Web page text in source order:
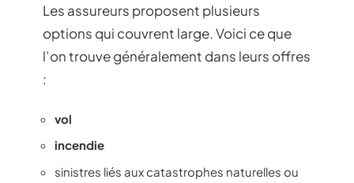
Les assureurs proposent plusieurs
options qui couvrent large. Voici ce que
l’on trouve généralement dans leurs offres
:
vol
incendie
sinistres liés aux catastrophes naturelles ou